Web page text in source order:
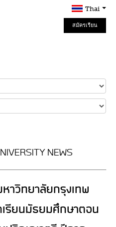
Thai
สมัครเรียน
Online
NEWS
าวิทยาลัยกรุงเทพ
รียนมัธยมศึกษาตอน